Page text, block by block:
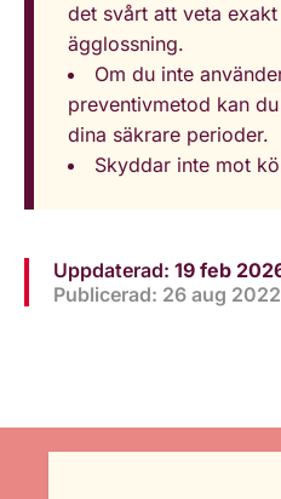
det svårt att veta
ägglossning.
Om du inte
preventivmetod kan
dina säkrare perioder.
Skyddar inte mot
Uppdaterad: 19 feb
Publicerad: 26 aug 2022